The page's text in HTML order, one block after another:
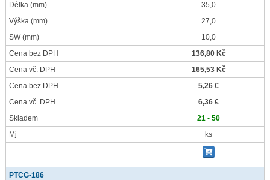
Délka (mm)
35,0
Výška (mm)
27,0
SW(mm)
10,0
Cena bez DPH
136,80 Kč
Cena vč. DPH
165,53 Kč
Cena bez DPH
5,26 €
Cena vč. DPH
6,36 €
Skladem
21 - 50
Mj
ks
PTCG-186